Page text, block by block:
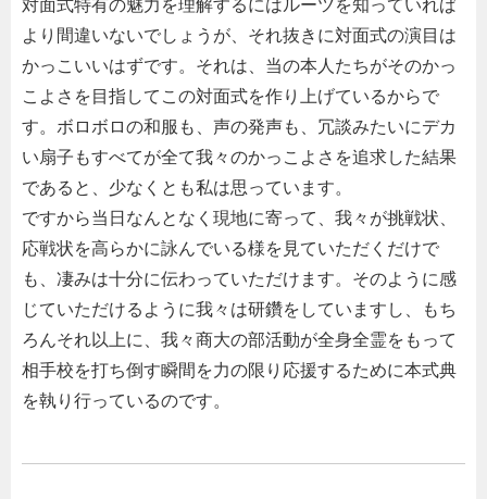
対面式特有の魅力を理解するにはルーツを知っていれば
より間違いないでしょうが、それ抜きに対面式の演目は
かっこいいはずです。それは、当の本人たちがそのかっ
こよさを目指してこの対面式を作り上げているからで
す。ボロボロの和服も、声の発声も、冗談みたいにデカ
い扇子もすべてが全て我々のかっこよさを追求した結果
であると、少なくとも私は思っています。
ですから当日なんとなく現地に寄って、我々が挑戦状、
応戦状を高らかに詠んでいる様を見ていただくだけで
も、凄みは十分に伝わっていただけます。そのように感
じていただけるように我々は研鑽をしていますし、もち
ろんそれ以上に、我々商大の部活動が全身全霊をもって
相手校を打ち倒す瞬間を力の限り応援するために本式典
を執り行っているのです。